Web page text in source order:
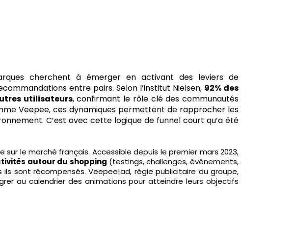
cherchent à émerger en activant des leviers de
entre pairs. Selon l’institut Nielsen, 92% des
utilisateurs, confirmant le rôle clé des communautés
Veepee, ces dynamiques permettent de rapprocher les
C’est avec cette logique de funnel court qu’a été
le marché français. Accessible depuis le premier mars 2023,
autour du shopping (testings, challenges, événements,
ils sont récompensés. Veepee|ad, régie publicitaire du groupe,
au calendrier des animations pour atteindre leurs objectifs